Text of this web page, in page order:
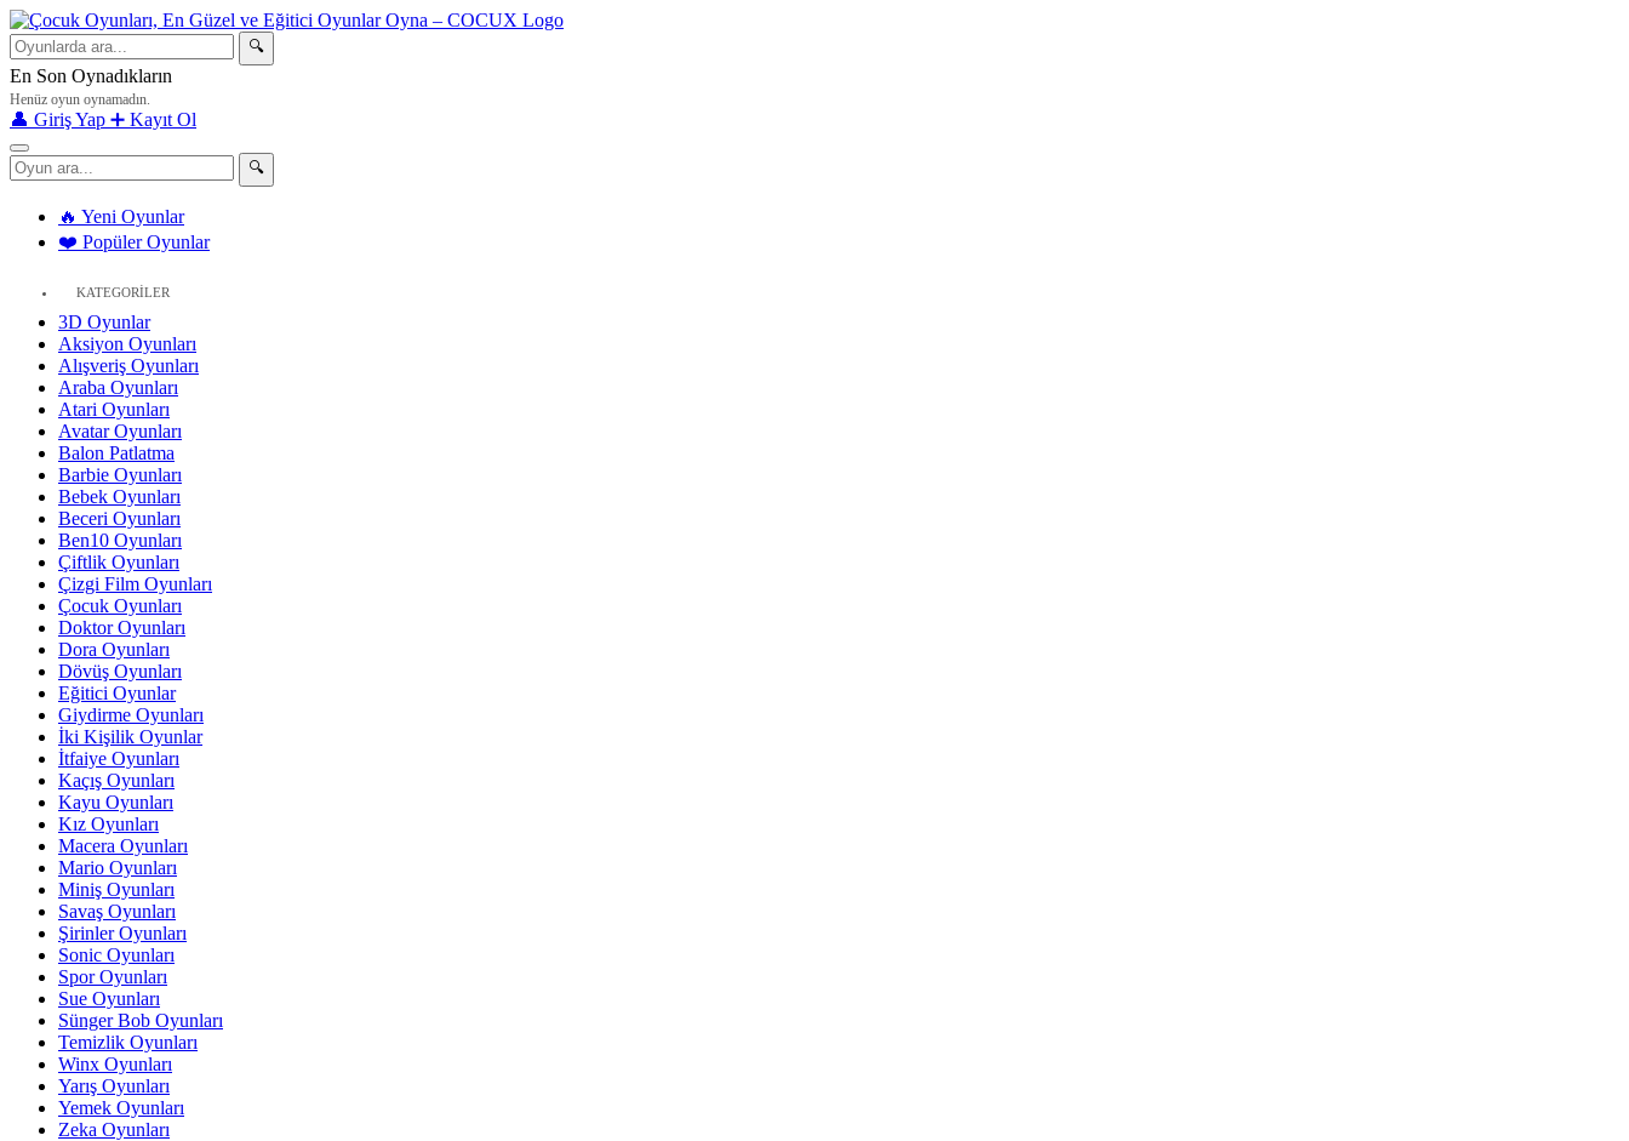
🔍
En Son Oynadıkların
Henüz oyun oynamadın.
👤 Giriş Yap ➕ Kayıt Ol
🔍
🔥 Yeni Oyunlar
❤️ Popüler Oyunlar
KATEGORİLER
3D Oyunlar
Aksiyon Oyunları
Alışveriş Oyunları
Araba Oyunları
Atari Oyunları
Avatar Oyunları
Balon Patlatma
Barbie Oyunları
Bebek Oyunları
Beceri Oyunları
Ben10 Oyunları
Çiftlik Oyunları
Çizgi Film Oyunları
Çocuk Oyunları
Doktor Oyunları
Dora Oyunları
Dövüş Oyunları
Eğitici Oyunlar
Giydirme Oyunları
İki Kişilik Oyunlar
İtfaiye Oyunları
Kaçış Oyunları
Kayu Oyunları
Kız Oyunları
Macera Oyunları
Mario Oyunları
Miniş Oyunları
Savaş Oyunları
Şirinler Oyunları
Sonic Oyunları
Spor Oyunları
Sue Oyunları
Sünger Bob Oyunları
Temizlik Oyunları
Winx Oyunları
Yarış Oyunları
Yemek Oyunları
Zeka Oyunları